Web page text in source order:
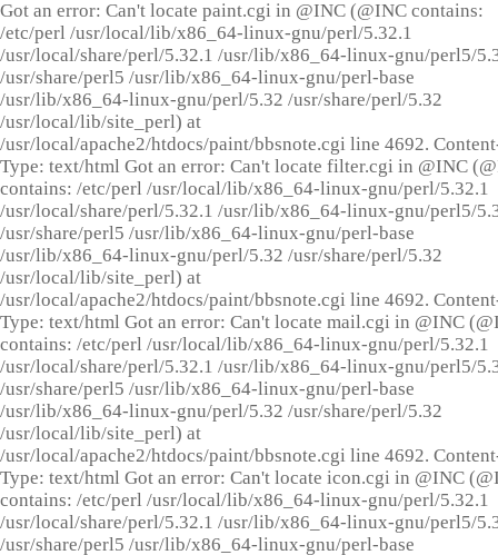
Got an error: Can't locate paint.cgi in @INC (@INC contains:
/etc/perl /usr/local/lib/x86_64-linux-gnu/perl/5.32.1
/usr/local/share/perl/5.32.1 /usr/lib/x86_64-linux-gnu/perl5/
/usr/share/perl5 /usr/lib/x86_64-linux-gnu/perl-base
/usr/lib/x86_64-linux-gnu/perl/5.32 /usr/share/perl/5.32
/usr/local/lib/site_perl) at
/usr/local/apache2/htdocs/paint/bbsnote.cgi line 4692.
Type: text/html Got an error: Can't locate filter.cgi in @INC
contains: /etc/perl /usr/local/lib/x86_64-linux-gnu/perl/5.32.1
/usr/local/share/perl/5.32.1 /usr/lib/x86_64-linux-gnu/perl5/
/usr/share/perl5 /usr/lib/x86_64-linux-gnu/perl-base
/usr/lib/x86_64-linux-gnu/perl/5.32 /usr/share/perl/5.32
/usr/local/lib/site_perl) at
/usr/local/apache2/htdocs/paint/bbsnote.cgi line 4692.
Type: text/html Got an error: Can't locate mail.cgi in @INC
contains: /etc/perl /usr/local/lib/x86_64-linux-gnu/perl/5.32.1
/usr/local/share/perl/5.32.1 /usr/lib/x86_64-linux-gnu/perl5/
/usr/share/perl5 /usr/lib/x86_64-linux-gnu/perl-base
/usr/lib/x86_64-linux-gnu/perl/5.32 /usr/share/perl/5.32
/usr/local/lib/site_perl) at
/usr/local/apache2/htdocs/paint/bbsnote.cgi line 4692.
Type: text/html Got an error: Can't locate icon.cgi in @INC
contains: /etc/perl /usr/local/lib/x86_64-linux-gnu/perl/5.32.1
/usr/local/share/perl/5.32.1 /usr/lib/x86_64-linux-gnu/perl5/
/usr/share/perl5 /usr/lib/x86_64-linux-gnu/perl-base